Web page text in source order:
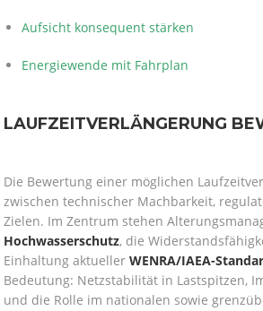
Aufsicht konsequent stärken
Energiewende mit Fahrplan
LAUFZEITVERLÄNGERUNG
Die Bewertung einer möglichen
zwischen technischer Machbarkeit,
Zielen. Im Zentrum stehen
Hochwasserschutz, die
Einhaltung aktueller WENRA/IAEA-
Bedeutung: Netzstabilität in Lastspitzen,
und die Rolle im nationalen sowie